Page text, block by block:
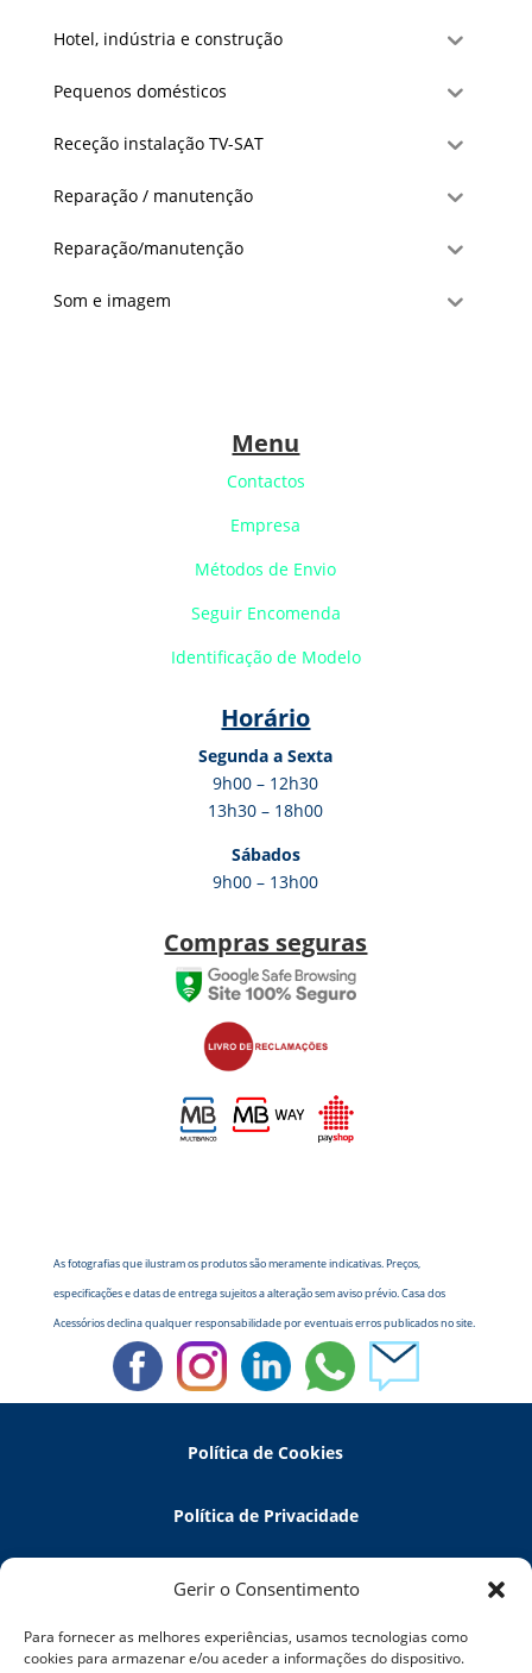
Gerir o Consentimento
Para fornecer as melhores experiências, usamos tecnologias como
cookies para armazenar e/ou aceder a informações do dispositivo.
Hotel, indústria e construção
Pequenos domésticos
Receção instalação TV-SAT
Reparação / manutenção
Reparação/manutenção
Som e imagem
Menu
Contactos
Empresa
Métodos de Envio
Seguir Encomenda
Identificação de Modelo
Horário
Segunda a Sexta
9h00 – 12h30
13h30 – 18h00
Sábados
9h00 – 13h00
Compras seguras
As fotografias que ilustram os produtos são meramente indicativas. Preços,
especificações e datas de entrega sujeitos a alteração sem aviso prévio. Casa dos
Acessórios declina qualquer responsabilidade por eventuais erros publicados no site.
Política de Cookies
Política de Privacidade
Política de Devoluções
Termos e Condições